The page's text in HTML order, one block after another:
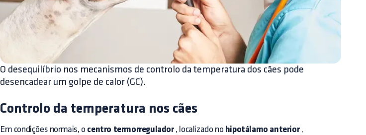
O desequilíbrio nos mecanismos de controlo da temperatura dos cães pode
desencadear um golpe de calor (GC).
Controlo da temperatura nos cães
Em condições normais, o centro termorregulador, localizado no hipotálamo anterior,